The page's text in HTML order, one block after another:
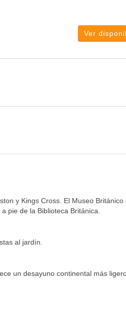
Ver
y Kings Cross. El Museo Británico
pie de la Biblioteca Británica.
al jardín.
un desayuno continental más